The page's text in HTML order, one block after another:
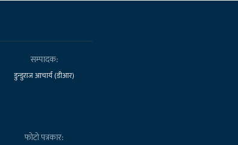
सम्पादक:
डुन्डुराज आचार्य (डीआर)
फोटो पत्रकार: